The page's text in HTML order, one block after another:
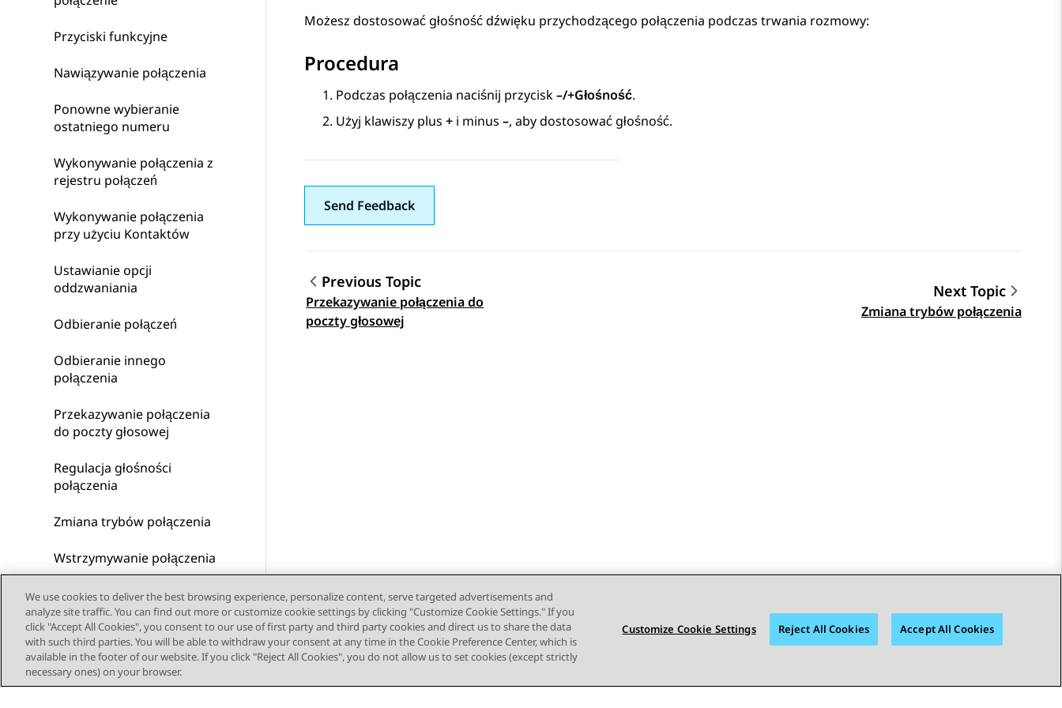
Przyciski funkcyjne
Nawiązywanie połączenia
Ponowne wybieranie
ostatniego numeru
Wykonywanie połączenia z
rejestru połączeń
Wykonywanie połączenia
przy użyciu Kontaktów
Ustawianie opcji
oddzwaniania
Odbieranie połączeń
Odbieranie innego
połączenia
Przekazywanie połączenia
do poczty głosowej
Regulacja głośności
połączenia
Zmiana trybów połączenia
Wstrzymywanie połączenia
Wyciszanie połączenia
Kończenie połączenia
Rozpoczynanie konferencji
Możesz dostosować głośność dźwięku przychodzącego połączenia podczas trwania rozmowy:
Procedura
Podczas połączenia naciśnij przycisk–/+Głośność.
Użyj klawiszy plus + i minus –, aby dostosować głośność.
Send Feedback
Topic navigation
Previous Topic
Przekazywanie połączenia do
poczty głosowej
Next Topic
Zmiana trybów połączenia
We use cookies to deliver the best browsing experience, personalize content, serve targeted advertisements and
analyze site traffic. You can find out more or customize cookie settings by clicking "Customize Cookie Settings." If you
click "Accept All Cookies", you consent to our use of first party and third party cookies and direct us to share the data
with such third parties. You will be able to withdraw your consent at any time in the Cookie Preference Center, which is
available in the footer of our website. If you click "Reject All Cookies", you do not allow us to set cookies (except strictly
necessary ones) on your browser.
Customize Cookie Settings Reject All Cookies Accept All Cookies